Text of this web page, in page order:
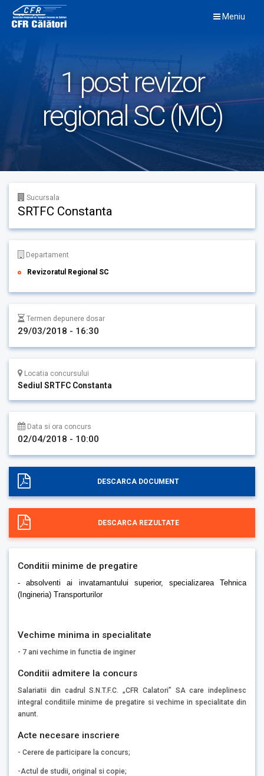
content
Meniu
1 post revizor
regional SC (MC)
Sucursala
SRTFC Constanta
Departament
Revizoratul Regional SC
Termen depunere dosar
29/03/2018 - 16:30
Locatia concursului
Sediul SRTFC Constanta
Data si ora concurs
02/04/2018 - 10:00
DESCARCA DOCUMENT
DESCARCA REZULTATE
Conditii minime de pregatire
- absolventi ai invatamantului superior, specializarea Tehnica
(Ingineria) Transporturilor
Vechime minima in specialitate
- 7 ani vechime in functia de inginer
Conditii admitere la concurs
Salariatii din cadrul S.N.T.F.C. „CFR Calatori” SA care indeplinesc
integral conditiile minime de pregatire si vechime in specialitate din
anunt.
Acte necesare inscriere
- Cerere de participare la concurs;
-Actul de studii, original si copie;